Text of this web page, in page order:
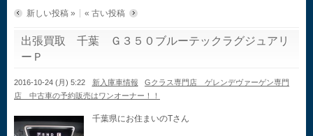
新しい投稿 » « 古い投稿
出張買取 千葉 Ｇ３５０ブルーテックラグジュアリ
ーＰ
2016-10-24 (月) 5:22 新入庫車情報
Gクラス専門店 ゲレンデヴァーゲン専門
店 中古車の予約販売はワンオーナー！！
千葉県にお住まいのTさん